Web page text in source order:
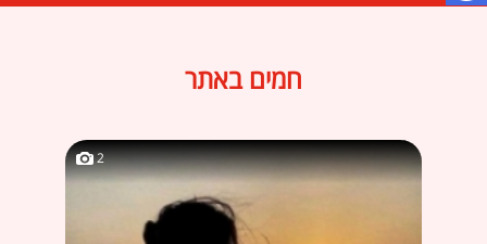
חמים באתר
2